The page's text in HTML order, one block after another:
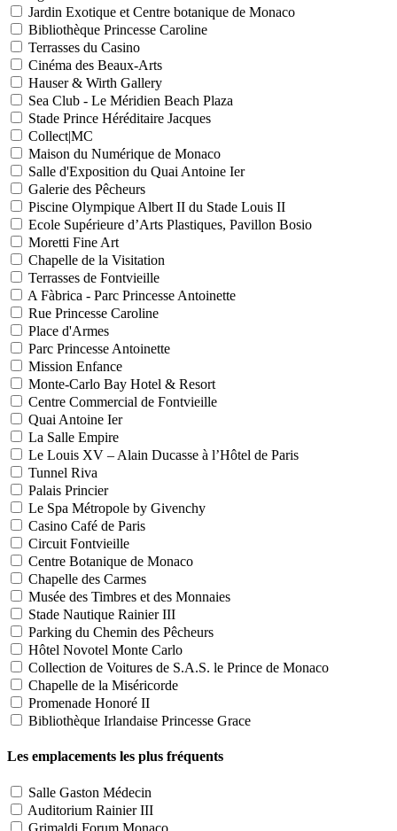
Jardin Exotique et Centre botanique de Monaco
Bibliothèque Princesse Caroline
Terrasses du Casino
Cinéma des Beaux-Arts
Hauser & Wirth Gallery
Sea Club - Le Méridien Beach Plaza
Stade Prince Héréditaire Jacques
Collect|MC
Maison du Numérique de Monaco
Salle d'Exposition du Quai Antoine Ier
Galerie des Pêcheurs
Piscine Olympique Albert II du Stade Louis II
Ecole Supérieure d’Arts Plastiques, Pavillon Bosio
Moretti Fine Art
Chapelle de la Visitation
Terrasses de Fontvieille
A Fàbrica - Parc Princesse Antoinette
Rue Princesse Caroline
Place d'Armes
Parc Princesse Antoinette
Mission Enfance
Monte-Carlo Bay Hotel & Resort
Centre Commercial de Fontvieille
Quai Antoine Ier
La Salle Empire
Le Louis XV – Alain Ducasse à l’Hôtel de Paris
Tunnel Riva
Palais Princier
Le Spa Métropole by Givenchy
Casino Café de Paris
Circuit Fontvieille
Centre Botanique de Monaco
Chapelle des Carmes
Musée des Timbres et des Monnaies
Stade Nautique Rainier III
Parking du Chemin des Pêcheurs
Hôtel Novotel Monte Carlo
Collection de Voitures de S.A.S. le Prince de Monaco
Chapelle de la Miséricorde
Promenade Honoré II
Bibliothèque Irlandaise Princesse Grace
Les emplacements les plus fréquents
Salle Gaston Médecin
Auditorium Rainier III
Grimaldi Forum Monaco